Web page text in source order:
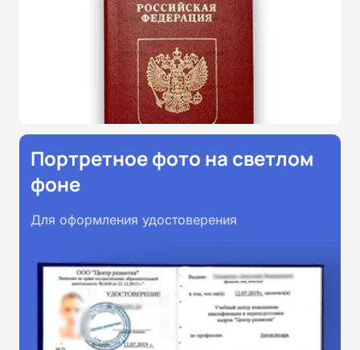
Портретное фото на светлом
фоне
Для оформления удостоверения